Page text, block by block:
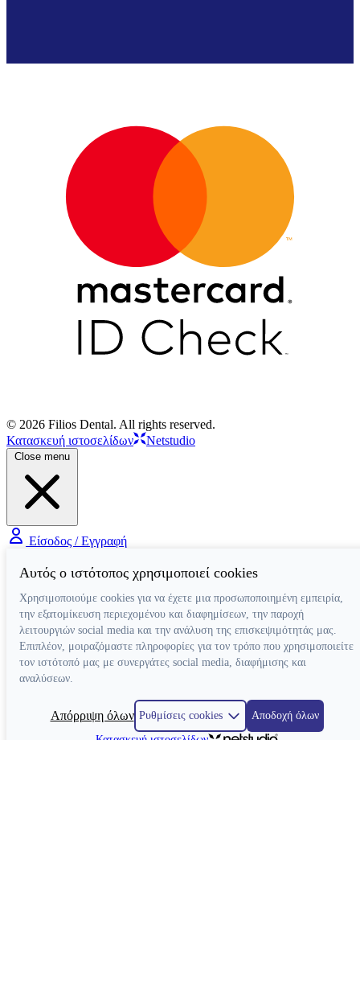
© 2026 Filios Dental. All rights reserved.
Κατασκευή ιστοσελίδων
Netstudio
Close menu
Είσοδος / Εγγραφή
Αυτός ο ιστότοπος χρησιμοποιεί cookies
Χρησιμοποιούμε cookies για να έχετε μια προσωποποιημένη εμπειρία,
την εξατομίκευση περιεχομένου και διαφημίσεων, την παροχή
λειτουργιών social media και την ανάλυση της επισκεψιμότητάς μας.
Επιπλέον, μοιραζόμαστε πληροφορίες για τον τρόπο που χρησιμοποιείτε
τον ιστότοπό μας με συνεργάτες social media, διαφήμισης και
αναλύσεων.
Απόρριψη όλων Ρυθμίσεις cookies
Αποδοχή όλων
Κατασκευή ιστοσελίδων